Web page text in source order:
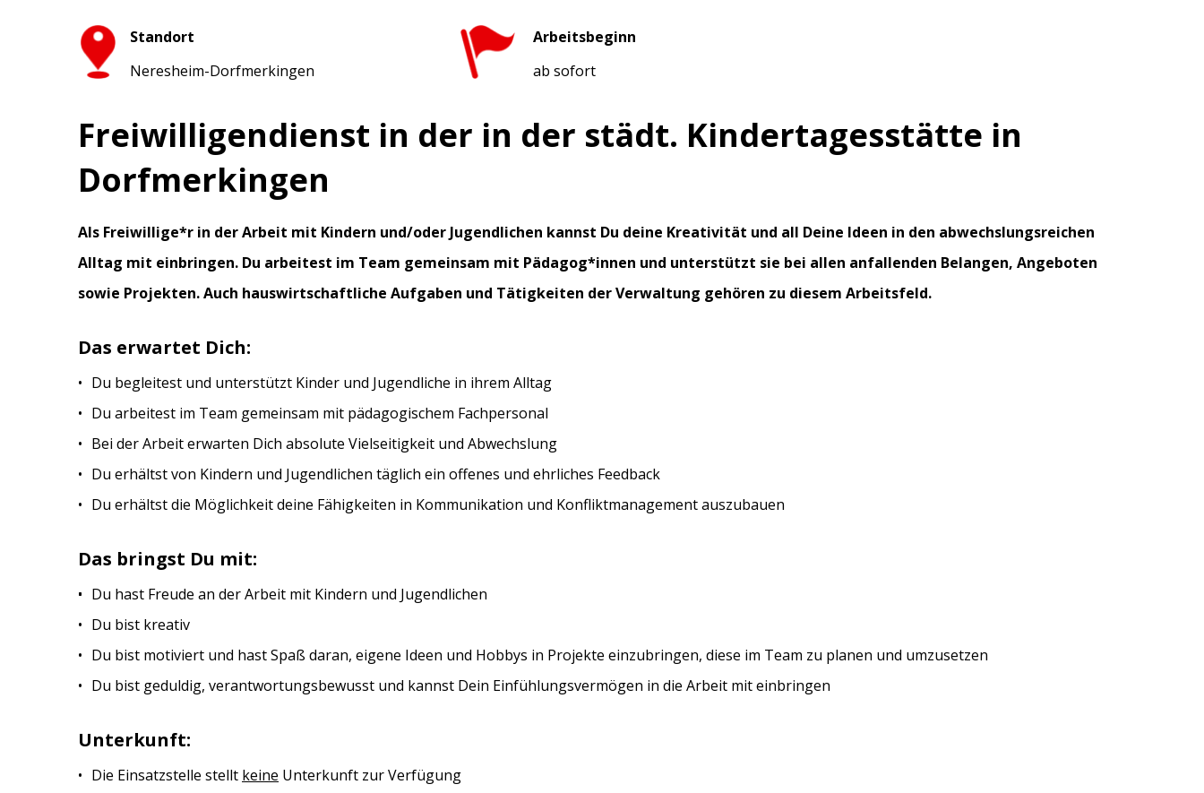
Standort
Neresheim-Dorfmerkingen
Arbeitsbeginn
ab sofort
Freiwilligendienst in der in der städt. Kindertagesstätte in
Dorfmerkingen
Als Freiwillige*r in der Arbeit mit Kindern und/oder Jugendlichen kannst Du deine Kreativität und all Deine Ideen in den abwechslungsreichen
Alltag mit einbringen. Du arbeitest im Team gemeinsam mit Pädagog*innen und unterstützt sie bei allen anfallenden Belangen, Angeboten
sowie Projekten. Auch hauswirtschaftliche Aufgaben und Tätigkeiten der Verwaltung gehören zu diesem Arbeitsfeld.
Das erwartet Dich:
Du begleitest und unterstützt Kinder und Jugendliche in ihrem Alltag
Du arbeitest im Team gemeinsam mit pädagogischem Fachpersonal
Bei der Arbeit erwarten Dich absolute Vielseitigkeit und Abwechslung
Du erhältst von Kindern und Jugendlichen täglich ein offenes und ehrliches Feedback
Du erhältst die Möglichkeit deine Fähigkeiten in Kommunikation und Konfliktmanagement auszubauen
Das bringst Du mit:
Du hast Freude an der Arbeit mit Kindern und Jugendlichen
Du bist kreativ
Du bist motiviert und hast Spaß daran, eigene Ideen und Hobbys in Projekte einzubringen, diese im Team zu planen und umzusetzen
Du bist geduldig, verantwortungsbewusst und kannst Dein Einfühlungsvermögen in die Arbeit mit einbringen
Unterkunft:
Die Einsatzstelle stellt keine Unterkunft zur Verfügung